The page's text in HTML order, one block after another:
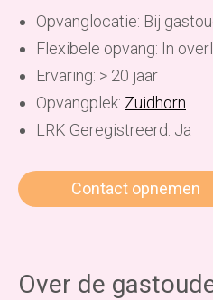
Opvanglocatie: Bij
Flexibele opvang: In
Ervaring: > 20 jaar
Opvangplek: Zuidhorn
LRK Geregistreerd: Ja
Contact opnemen
Over de